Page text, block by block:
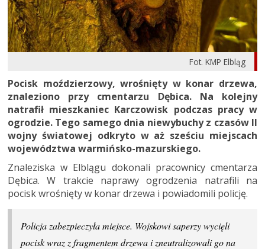
Fot. KMP Elbląg
Pocisk moździerzowy, wrośnięty w konar drzewa,
znaleziono przy cmentarzu Dębica. Na kolejny
natrafił mieszkaniec Karczowisk podczas pracy w
ogrodzie. Tego samego dnia niewybuchy z czasów II
wojny światowej odkryto w aż sześciu miejscach
województwa warmińsko-mazurskiego.
Znaleziska w Elblągu dokonali pracownicy cmentarza
Dębica. W trakcie naprawy ogrodzenia natrafili na
pocisk wrośnięty w konar drzewa i powiadomili policję.
Policja zabezpieczyła miejsce. Wojskowi saperzy wycięli
pocisk wraz z fragmentem drzewa i zneutralizowali go na